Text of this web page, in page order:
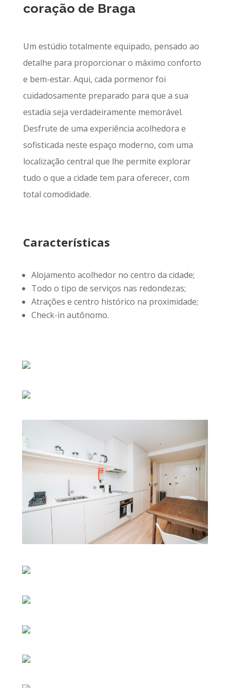
coração de Braga
Um estúdio totalmente equipado, pensado ao
detalhe para proporcionar o máximo conforto
e bem-estar. Aqui, cada pormenor foi
cuidadosamente preparado para que a sua
estadia seja verdadeiramente memorável.
Desfrute de uma experiência acolhedora e
sofisticada neste espaço moderno, com uma
localização central que lhe permite explorar
tudo o que a cidade tem para oferecer, com
total comodidade.
Características
Alojamento acolhedor no centro da cidade;
Todo o tipo de serviços nas redondezas;
Atrações e centro histórico na proximidade;
Check-in autônomo.